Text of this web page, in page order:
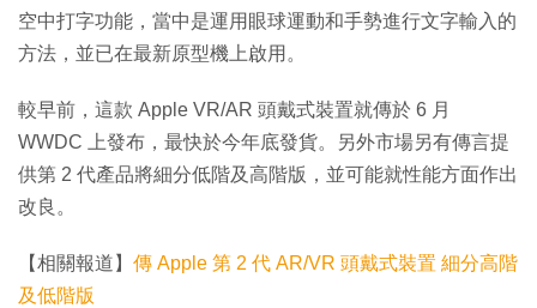
空中打字功能，當中是運用眼球運動和手勢進行文字輸入的
方法，並已在最新原型機上啟用。
較早前，這款 Apple VR/AR 頭戴式裝置就傳於 6 月
WWDC 上發布，最快於今年底發貨。另外市場另有傳言提
供第 2 代產品將細分低階及高階版，並可能就性能方面作出
改良。
【相關報道】 傳 Apple 第 2 代 AR/VR 頭戴式裝置 細分高階
及低階版